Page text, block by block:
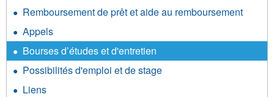
Remboursement de prêt et aide au remboursement
Appels
Bourses d’études et d'entretien
Possibilités d'emploi et de stage
Liens